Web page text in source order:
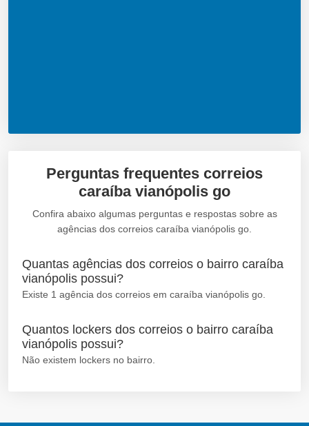
Perguntas frequentes correios
caraíba vianópolis go
Confira abaixo algumas perguntas e respostas sobre as
agências dos correios caraíba vianópolis go.
Quantas agências dos correios o bairro caraíba
vianópolis possui?
Existe 1 agência dos correios em caraíba vianópolis go.
Quantos lockers dos correios o bairro caraíba
vianópolis possui?
Não existem lockers no bairro.